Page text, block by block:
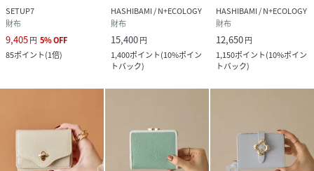
SETUP7
財布
9,405円 5%OFF
85ポイント(1倍)
HASHIBAMI / N+ECOLOGY
財布
15,400円
1,400ポイント(10%ポイン
トバック)
HASHIBAMI / N+ECOLOGY
財布
12,650円
1,150ポイント(10%ポイン
トバック)